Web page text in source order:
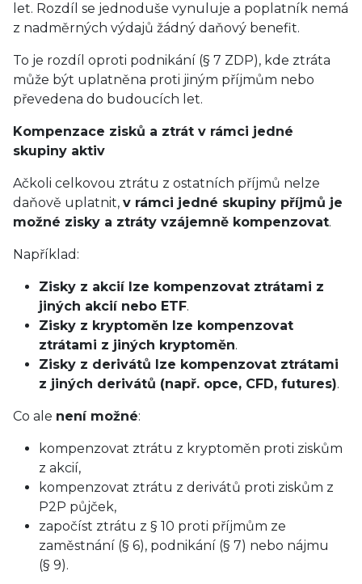
let. Rozdíl se jednoduše vynuluje a poplatník nemá
z nadměrných výdajů žádný daňový benefit.
To je rozdíl oproti podnikání (§ 7 ZDP), kde ztráta
může být uplatněna proti jiným příjmům nebo
převedena do budoucích let.
Kompenzace zisků a ztrát v rámci jedné
skupiny aktiv
Ačkoli celkovou ztrátu z ostatních příjmů nelze
daňově uplatnit, v rámci jedné skupiny příjmů je
možné zisky a ztráty vzájemně kompenzovat.
Například:
Zisky z akcií lze kompenzovat ztrátami z
jiných akcií nebo ETF.
Zisky z kryptoměn lze kompenzovat
ztrátami z jiných kryptoměn.
Zisky z derivátů lze kompenzovat ztrátami
z jiných derivátů (např. opce, CFD, futures).
Co ale není možné:
kompenzovat ztrátu z kryptoměn proti ziskům
z akcií,
kompenzovat ztrátu z derivátů proti ziskům z
P2P půjček,
započíst ztrátu z § 10 proti příjmům ze
zaměstnání (§ 6), podnikání (§ 7) nebo nájmu
(§ 9).